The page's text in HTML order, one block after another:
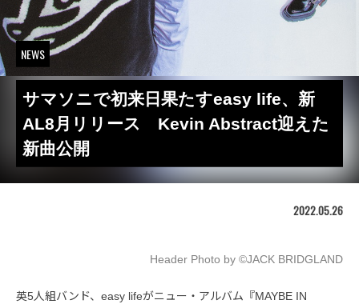
NEWS
サマソニで初来日果たすeasy life、新
AL8月リリース Kevin Abstract迎えた
新曲公開
2022.05.26
Header Photo by ©JACK BRIDGLAND
英5人組バンド、easy lifeがニュー・アルバム『MAYBE IN